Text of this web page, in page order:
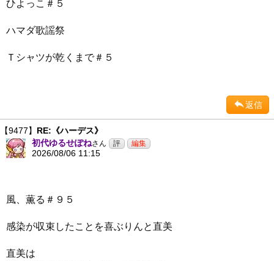
ひよっこ＃５
ハマダ歌謡祭
Ｔシャツが乾くまで＃５
返信
【9477】 RE:《ハーデス》
初代ゆるせぽねさん
2026/08/06 11:15
風、薫る＃９５
感染が収束したことを喜ぶりんと直美
直美は